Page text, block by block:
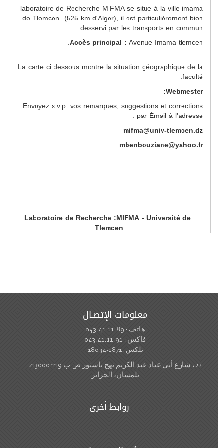
laboratoire de Recherche MIFMA se situe à la ville imama
de Tlemcen (525 km d'Alger), il est particulièrement bien
desservi par les transports en commun.
Accès principal : Avenue Imama tlemcen.
La carte ci dessous montre la situation géographique de la
faculté.
Webmester:
Envoyez s.v.p. vos remarques, suggestions et corrections
par Émail à l'adresse :
mifma@univ-tlemcen.dz
mbenbouziane@yahoo.fr
Laboratoire de Recherche :MIFMA - Université de
Tlemcen
معلومات الإتصـال
هاتف : 043.41.11.89
فاكس : 043.41.11.91
تلكس :1871-18034
22، شارع أبي عياد عبد الكريم نهج باستور ص.ب 119 13000،
تلمسان، الجزائر
روابط أخرى